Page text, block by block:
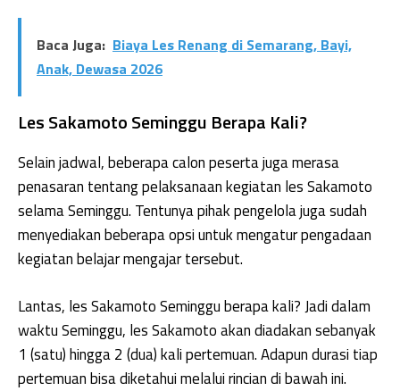
Baca Juga: Biaya Les Renang di Semarang, Bayi,
Anak, Dewasa 2026
Les Sakamoto Seminggu Berapa Kali?
Selain jadwal, beberapa calon peserta juga merasa
penasaran tentang pelaksanaan kegiatan les Sakamoto
selama Seminggu. Tentunya pihak pengelola juga sudah
menyediakan beberapa opsi untuk mengatur pengadaan
kegiatan belajar mengajar tersebut.
Lantas, les Sakamoto Seminggu berapa kali? Jadi dalam
waktu Seminggu, les Sakamoto akan diadakan sebanyak
1 (satu) hingga 2 (dua) kali pertemuan. Adapun durasi tiap
pertemuan bisa diketahui melalui rincian di bawah ini.